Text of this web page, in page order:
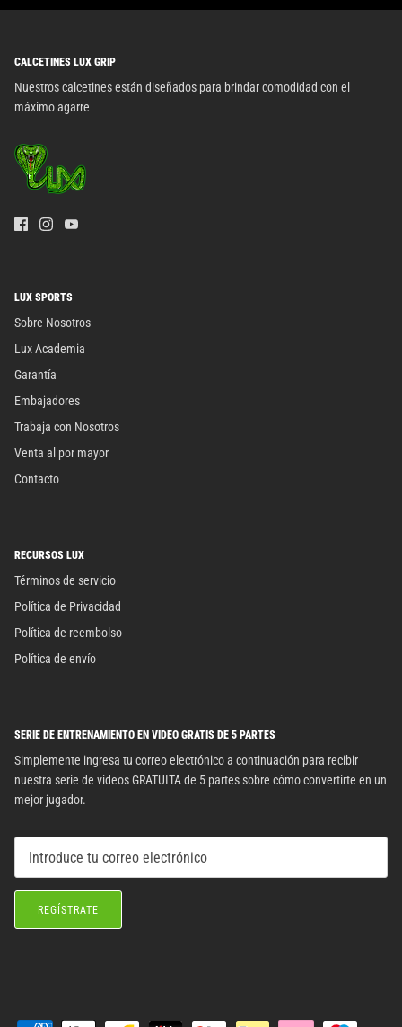
CALCETINES LUX GRIP
Nuestros calcetines están diseñados para brindar comodidad con el
máximo agarre
LUX SPORTS
Sobre Nosotros
Lux Academia
Garantía
Embajadores
Trabaja con Nosotros
Venta al por mayor
Contacto
RECURSOS LUX
Términos de servicio
Política de Privacidad
Política de reembolso
Política de envío
SERIE DE ENTRENAMIENTO EN VIDEO GRATIS DE 5 PARTES
Simplemente ingresa tu correo electrónico a continuación para recibir
nuestra serie de videos GRATUITA de 5 partes sobre cómo convertirte en un
mejor jugador.
REGÍSTRATE